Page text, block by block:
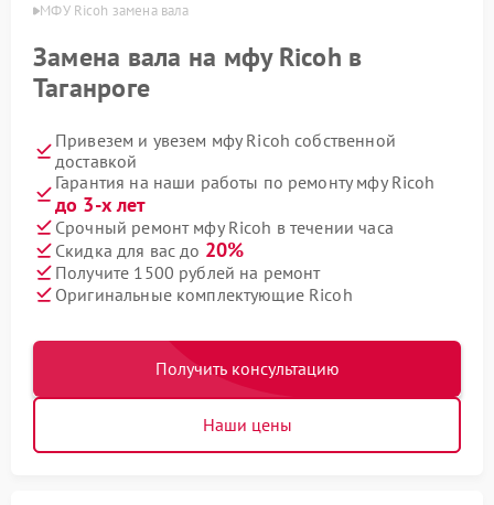
МФУ Ricoh замена вала
Замена вала на мфу Ricoh в
Таганроге
Привезем и увезем мфу Ricoh собственной
доставкой
Гарантия на наши работы по ремонту мфу Ricoh
до 3-х лет
Срочный ремонт мфу Ricoh в течении часа
Скидка для вас до 20%
Получите 1500 рублей на ремонт
Оригинальные комплектующие Ricoh
Получить консультацию
Наши цены